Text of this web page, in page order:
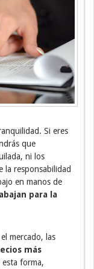
Si eres
que
ni los
la responsabilidad
en manos de
para la
mercado, las
más
esta forma,